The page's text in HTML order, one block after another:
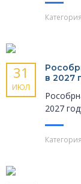
31
ИЮЛ
в 2027
2027